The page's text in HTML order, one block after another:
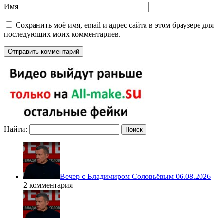
Имя
Сохранить моё имя, email и адрес сайта в этом браузере для
последующих моих комментариев.
Найти:
Вечер с Владимиром Соловьёвым 06.08.2026
2 комментария